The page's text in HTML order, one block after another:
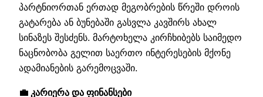
პარტნიორთან ერთად მეგობრების წრეში დროის
გატარება ან ბუნებაში გასვლა კავშირს ახალ
სინაზეს შესძენს. მარტოხელა კირჩხიბებს საიმედო
ნაცნობობა გელით საერთო ინტერესების მქონე
ადამიანების გარემოცვაში.
💼 კარიერა და ფინანსები